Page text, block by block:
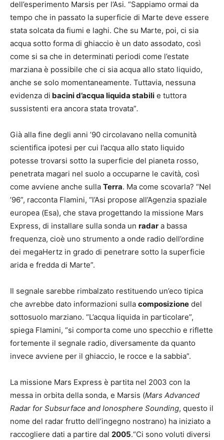
dell’esperimento Marsis per l’Asi. “Sappiamo ormai da
tempo che in passato la superficie di Marte deve essere
stata solcata da fiumi e laghi. Che su Marte, poi, ci sia
acqua sotto forma di ghiaccio è un dato assodato, così
come si sa che in determinati periodi come l’estate
marziana è possibile che ci sia acqua allo stato liquido,
anche se solo momentaneamente. Tuttavia, nessuna
evidenza di bacini d’acqua liquida stabili e tuttora
sussistenti era ancora stata trovata”.
Già alla fine degli anni ’90 circolavano nella comunità
scientifica ipotesi per cui l’acqua allo stato liquido
potesse trovarsi sotto la superficie del pianeta rosso,
penetrata magari nel suolo a occuparne le cavità, così
come avviene anche sulla Terra. Ma come scovarla? “Nel
’96”, racconta Flamini, “l’Asi propose all’Agenzia spaziale
europea (Esa), che stava progettando la missione Mars
Express, di installare sulla sonda un radar a bassa
frequenza, cioè uno strumento a onde radio dell’ordine
dei megaHertz in grado di penetrare sotto la superficie
arida e fredda di Marte”.
Il segnale sarebbe rimbalzato restituendo un’eco tipica
che avrebbe dato informazioni sulla composizione del
sottosuolo marziano. “L’acqua liquida in particolare”,
spiega Flamini, “si comporta come uno specchio e riflette
fortemente il segnale radio, diversamente da quanto
invece avviene per il ghiaccio, le rocce e la sabbia”.
La missione Mars Express è partita nel 2003 con la
messa in orbita della sonda, e Marsis (Mars Advanced
Radar for Subsurface and Ionosphere Sounding, questo il
nome del radar frutto dell’ingegno nostrano) ha iniziato a
raccogliere dati a partire dal 2005.“Ci sono voluti diversi